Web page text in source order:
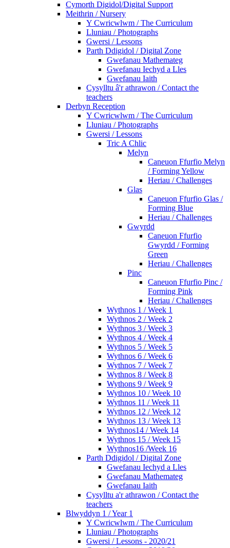
Cymorth Digidol/Digital Support
Meithrin / Nursery
Y Cwricwlwm / The Curriculum
Lluniau / Photographs
Gwersi / Lessons
Parth Ddigidol / Digital Zone
Gwefanau Mathemateg
Gwefanau Iechyd a Lles
Gwefanau Iaith
Cysylltu â'r athrawon / Contact the
teachers
Derbyn Reception
Y Cwricwlwm / The Curriculum
Lluniau / Photographs
Gwersi / Lessons
Tric A Chlic
Melyn
Caneuon Ffurfio Melyn
/ Forming Yellow
Heriau / Challenges
Glas
Caneuon Ffurfio Glas /
Forming Blue
Heriau / Challenges
Gwyrdd
Caneuon Ffurfio
Gwyrdd / Forming
Green
Heriau / Challenges
Pinc
Caneuon Ffurfio Pinc /
Forming Pink
Heriau / Challenges
Wythnos 1 / Week 1
Wythnos 2 / Week 2
Wythnos 3 / Week 3
Wythnos 4 / Week 4
Wythnos 5 / Week 5
Wythnos 6 / Week 6
Wythnos 7 / Week 7
Wythnos 8 / Week 8
Wythons 9 / Week 9
Wythnos 10 / Week 10
Wythnos 11 / Week 11
Wythnos 12 / Week 12
Wythnos 13 / Week 13
Wythnos14 / Week 14
Wythnos 15 / Week 15
Wythnos16 /Week 16
Parth Ddigidol / Digital Zone
Gwefanau Iechyd a Lles
Gwefanau Mathemateg
Gwefanau Iaith
Cysylltu a'r athrawon / Contact the
teachers
Blwyddyn 1 / Year 1
Y Cwricwlwm / The Curriculum
Lluniau / Photographs
Gwersi / Lessons - 2020/21